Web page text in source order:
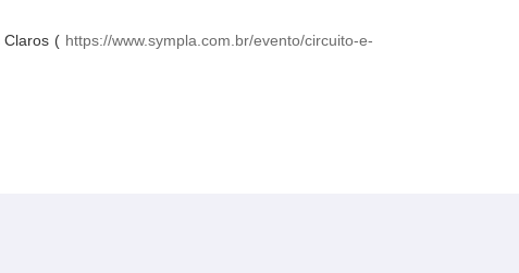
Claros ( https://www.sympla.com.br/evento/circuito-e-